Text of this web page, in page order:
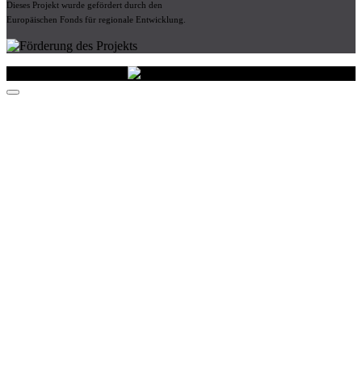
Dieses Projekt wurde gefördert durch den
Europäischen Fonds für regionale Entwicklung.